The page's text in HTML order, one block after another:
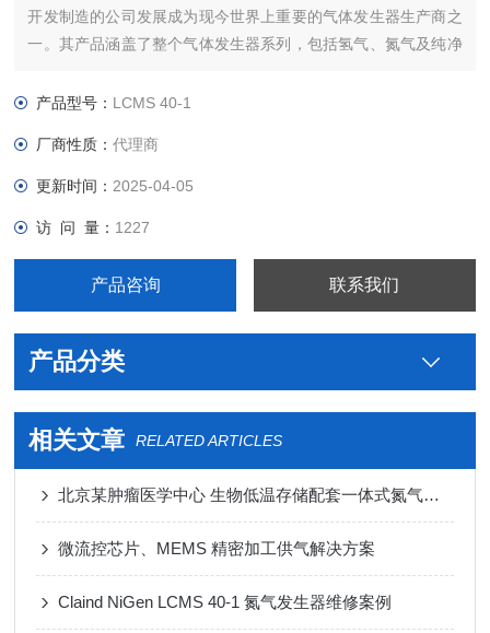
开发制造的公司发展成为现今世界上重要的气体发生器生产商之
一。其产品涵盖了整个气体发生器系列，包括氢气、氮气及纯净
心开发。所有的型号均在ISO9000标准下设计并制造，应用范围
产品型号： LCMS 40-1
厂商性质：代理商
更新时间： 2025-04-05
访 问 量： 1227
产品咨询 联系我们
产品分类
相关文章 RELATED ARTICLES
北京某肿瘤医学中心 生物低温存储配套一体式氮气发生器
微流控芯片、MEMS 精密加工供气解决方案
Claind NiGen LCMS 40-1 氮气发生器维修案例